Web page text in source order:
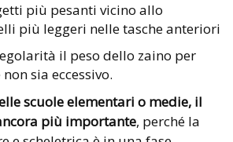
più pesanti vicino allo
più leggeri nelle tasche anteriori
il peso dello zaino per
sia eccessivo.
scuole elementari o medie, il
più importante, perché la